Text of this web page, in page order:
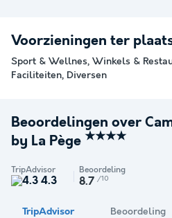
Voorzieningen ter
Sport & Wellnes, Winkels &
Faciliteiten, Diversen
Beoordelingen over
by La Pège ★★★★
TripAdvisor
4.3
Beoordeling
8.7 /10
TripAdvisor Beoordeling